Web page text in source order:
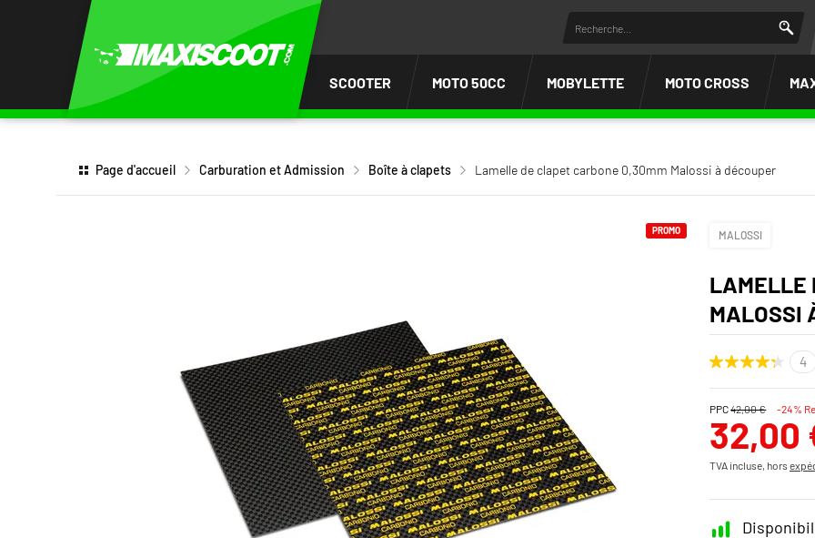
SCOOTER MOTO 50CC MOBYLETTE MOTO CROSS
Page d'accueil Carburation et Admission Boîte à clapets Lamelle de clapet carbone 0,30mm Malossi à découper
PROMO MALOSSI
LAMELLE
MALOSSI
PPC42,00 € -24%
32,00
TVA incluse, hors